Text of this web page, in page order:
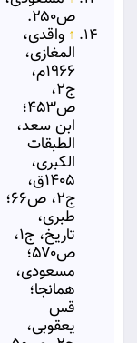
ص۲۵۰.
↑ واقدی،
المغازی،
۱۹۶۶م،
ج۲،
ص۴۵۳؛
ابن سعد،
الطبقات
الكبری،
۱۴۰۵ق،
ج۲، ص۶۶؛
طبری،
تاریخ، ج۱،
ص۵۷۰؛
مسعودی،
همانجا؛
قس
یعقوبی،